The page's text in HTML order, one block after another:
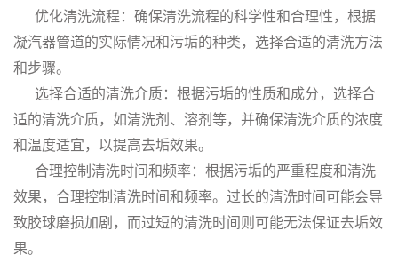
优化清洗流程：确保清洗流程的科学性和合理性，根据
凝汽器管道的实际情况和污垢的种类，选择合适的清洗方法
和步骤。
选择合适的清洗介质：根据污垢的性质和成分，选择合
适的清洗介质，如清洗剂、溶剂等，并确保清洗介质的浓度
和温度适宜，以提高去垢效果。
合理控制清洗时间和频率：根据污垢的严重程度和清洗
效果，合理控制清洗时间和频率。过长的清洗时间可能会导
致胶球磨损加剧，而过短的清洗时间则可能无法保证去垢效
果。